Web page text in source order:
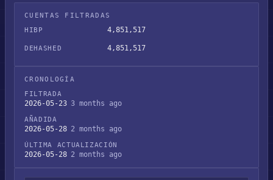
CUENTAS FILTRADAS
HIBP
4,851,517
DEHASHED 4,851,517
CRONOLOGÍA
FILTRADA
2026-05-23 3 months ago
AÑADIDA
2026-05-28 2 months ago
ÚLTIMA ACTUALIZACIÓN
2026-05-28 2 months ago